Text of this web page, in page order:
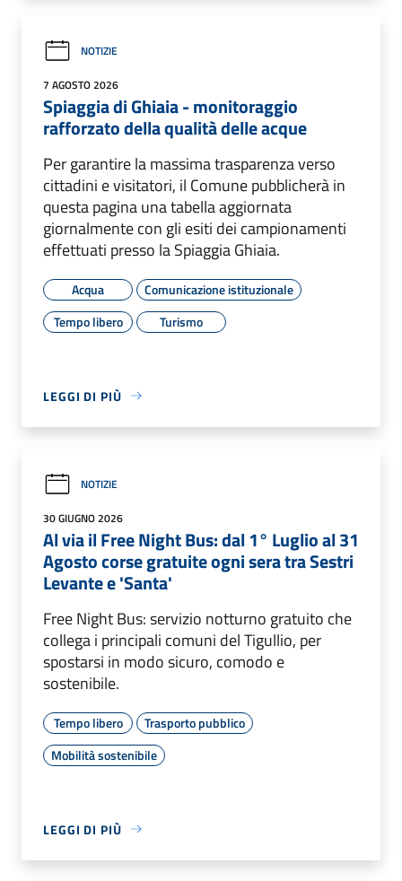
NOTIZIE
7 AGOSTO 2026
Spiaggia di Ghiaia - monitoraggio
rafforzato della qualità delle acque
Per garantire la massima trasparenza verso
cittadini e visitatori, il Comune pubblicherà in
questa pagina una tabella aggiornata
giornalmente con gli esiti dei campionamenti
effettuati presso la Spiaggia Ghiaia.
Acqua
Comunicazione istituzionale
Tempo libero
Turismo
LEGGI DI PIÙ
NOTIZIE
30 GIUGNO 2026
Al via il Free Night Bus: dal 1° Luglio al 31
Agosto corse gratuite ogni sera tra Sestri
Levante e 'Santa'
Free Night Bus: servizio notturno gratuito che
collega i principali comuni del Tigullio, per
spostarsi in modo sicuro, comodo e
sostenibile.
Tempo libero
Trasporto pubblico
Mobilità sostenibile
LEGGI DI PIÙ